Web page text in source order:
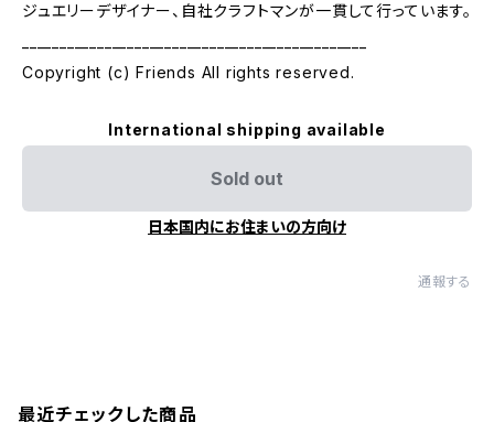
ジュエリーデザイナー、自社クラフトマンが一貫して行っています。
Copyright (c) Friends All rights reserved.
International shipping available
Sold out
日本国内にお住まいの方向け
通報する
最近チェックした商品